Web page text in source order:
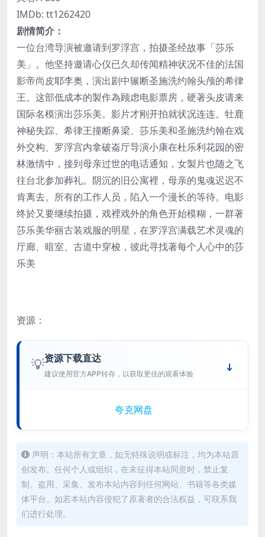
IMDb: tt1262420
剧情简介：
一位台湾导演被邀请到罗浮宫，拍摄圣经故事「莎乐
美」。他坚持邀请心仪已久却传闻精神状况不佳的法国
影帝尚皮耶李奥，演出剧中辗断圣施洗约翰头颅的希律
王。这部低成本的製作為顾虑电影票房，硬著头皮请来
国际名模演出莎乐美。影片才刚开拍就状况连连。牡鹿
神秘失踪、希律王撞断鼻梁、莎乐美和圣施洗约翰在戏
外交构、罗浮宫内拿破崙厅导演小康在杜乐利花园的密
林激情中，接到母亲过世的电话通知，女製片也随之飞
往台北参加葬礼。阴沉的旧公寓裡，母亲的鬼魂迟迟不
肯离去。所有的工作人员，陷入一个漫长的等待。电影
终於又要继续拍摄，戏裡戏外的角色开始模糊，一群著
莎乐美华丽古装戏服的明星，在罗浮宫满载艺术灵魂的
厅廊、暗室、古道中穿梭，彼此寻找著每个人心中的莎
乐美
资源：
💡资源下载直达
建议使用官方APP转存，以获取更佳的观看体验
夸克网盘
声明：本站所有文章，如无特殊说明或标注，均为本站原
创发布。任何个人或组织，在未征得本站同意时，禁止复
制、盗用、采集、发布本站内容到任何网站、书籍等各类媒
体平台。如若本站内容侵犯了原著者的合法权益，可联系我
们进行处理。